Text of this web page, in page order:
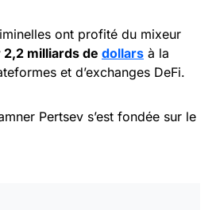
ont profité du mixeur
2,2 milliards de dollars à la
et d’exchanges DeFi.
Pertsev s’est fondée sur le